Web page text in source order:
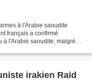
à l'Arabie saoudite
français a confirmé
à l'Arabie saoudite, malgré
irakien Raid